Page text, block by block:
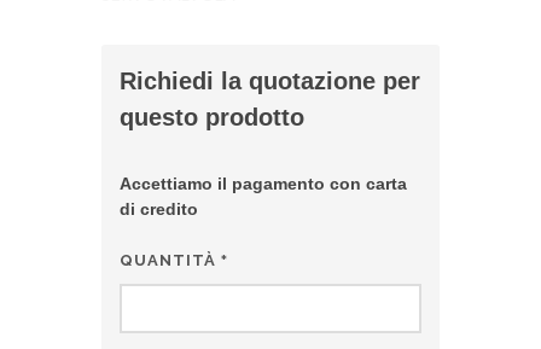
Richiedi la quotazione per
questo prodotto
Accettiamo il pagamento con carta
di credito
QUANTITÀ *